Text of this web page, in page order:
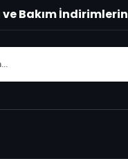
ve Bakım